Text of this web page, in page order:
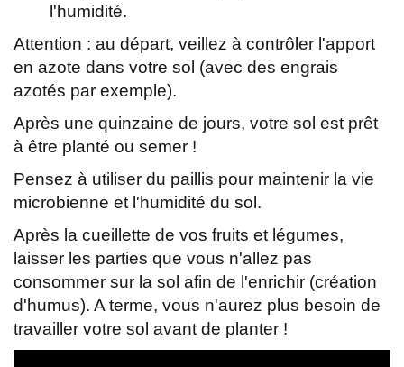
l'humidité.
Attention : au départ, veillez à contrôler l'apport
en azote dans votre sol (avec des engrais
azotés par exemple).
Après une quinzaine de jours, votre sol est prêt
à être planté ou semer !
Pensez à utiliser du paillis pour maintenir la vie
microbienne et l'humidité du sol.
Après la cueillette de vos fruits et légumes,
laisser les parties que vous n'allez pas
consommer sur la sol afin de l'enrichir (création
d'humus). A terme, vous n'aurez plus besoin de
travailler votre sol avant de planter !